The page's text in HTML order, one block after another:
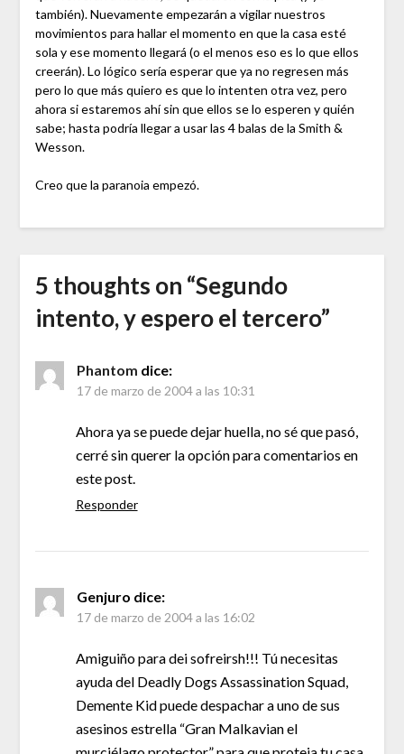
también). Nuevamente empezarán a vigilar nuestros
movimientos para hallar el momento en que la casa esté
sola y ese momento llegará (o el menos eso es lo que ellos
creerán). Lo lógico sería esperar que ya no regresen más
pero lo que más quiero es que lo intenten otra vez, pero
ahora si estaremos ahí sin que ellos se lo esperen y quién
sabe; hasta podría llegar a usar las 4 balas de la Smith &
Wesson.
Creo que la paranoia empezó.
5 thoughts on “Segundo
intento, y espero el tercero”
Phantom dice:
17 de marzo de 2004 a las 10:31
Ahora ya se puede dejar huella, no sé que pasó,
cerré sin querer la opción para comentarios en
este post.
Responder
Genjuro dice:
17 de marzo de 2004 a las 16:02
Amiguiño para dei sofreirsh!!! Tú necesitas
ayuda del Deadly Dogs Assassination Squad,
Demente Kid puede despachar a uno de sus
asesinos estrella “Gran Malkavian el